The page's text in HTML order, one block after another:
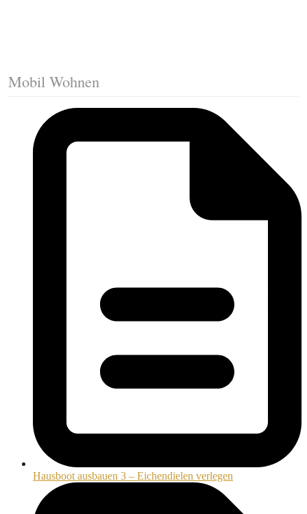
Mobil Wohnen
Hausboot ausbauen 3 – Eichendielen verlegen